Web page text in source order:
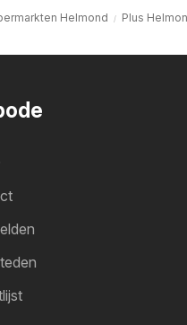
Helmond Plus